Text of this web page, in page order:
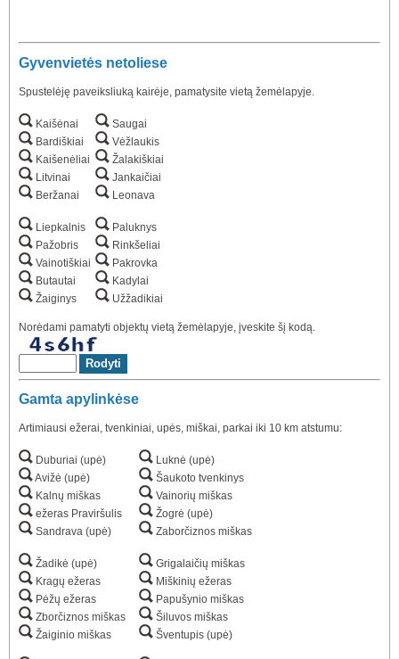
Gyvenvietės netoliese
Spustelėję paveiksliuką kairėje, pamatysite vietą žemėlapyje.
Kaišėnai
Bardiškiai
Kaišenėliai
Litvinai
Beržanai
Liepkalnis
Pažobris
Vainotiškiai
Butautai
Žaiginys
Saugai
Vėžlaukis
Žalakiškiai
Jankaičiai
Leonava
Paluknys
Rinkšeliai
Pakrovka
Kadylai
Užžadikiai
Norėdami pamatyti objektų vietą žemėlapyje, įveskite šį kodą.
Gamta apylinkėse
Artimiausi ežerai, tvenkiniai, upės, miškai, parkai iki 10 km atstumu:
Duburiai (upė)
Avižė (upė)
Kalnų miškas
ežeras Praviršulis
Sandrava (upė)
Žadikė (upė)
Kragų ežeras
Pėžų ežeras
Zborčiznos miškas
Žaiginio miškas
Luknė (upė)
Šaukoto tvenkinys
Vainorių miškas
Žogrė (upė)
Zaborčiznos miškas
Grigalaičių miškas
Miškinių ežeras
Papušynio miškas
Šiluvos miškas
Šventupis (upė)